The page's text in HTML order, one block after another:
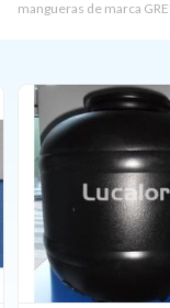
mangueras de marca